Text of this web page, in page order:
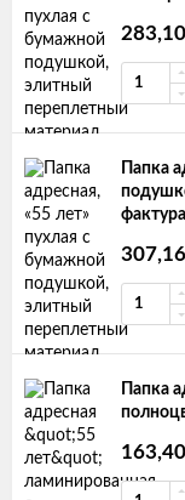
283,10
Папка
307,16
Папка
163,40